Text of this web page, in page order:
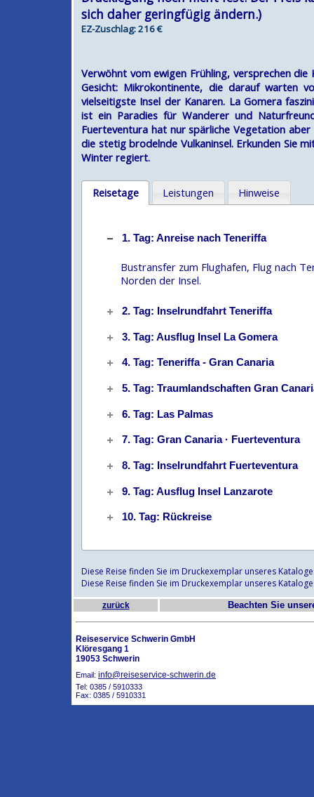
sich daher geringfügig ändern.)
EZ-Zuschlag: 216 €
Verwöhnt vom ewigen Frühling, versprechen die
Gesicht: Mikrokontinente, die darauf warten
vielseitigste Insel der Kanaren. La Gomera
ist ein Paradies für Wanderer und
Fuerteventura hat nur spärliche Vegetation
die stetig brodelnde Vulkaninsel. Erkunden Sie
Winter regiert.
Reisetage Leistungen Hinweise
1. Tag: Anreise nach Teneriffa
Bustransfer zum Flughafen, Flug nach
Norden der Insel.
2. Tag: Inselrundfahrt Teneriffa
3. Tag: Ausflug Insel La Gomera
4. Tag: Teneriffa - Gran Canaria
5. Tag: Traumlandschaften Gran
6. Tag: Las Palmas
7. Tag: Gran Canaria · Fuerteventura
8. Tag: Inselrundfahrt Fuerteventura
9. Tag: Ausflug Insel Lanzarote
10. Tag: Rückreise
Diese Reise finden Sie im Druckexemplar unseres
Diese Reise finden Sie im Druckexemplar unseres
zurück Beachten Sie
Reiseservice Schwerin GmbH
Klöresgang 1
19053 Schwerin
Email: info@reiseservice-schwerin.de
Tel: 0385 / 5910333
Fax: 0385 / 5910331